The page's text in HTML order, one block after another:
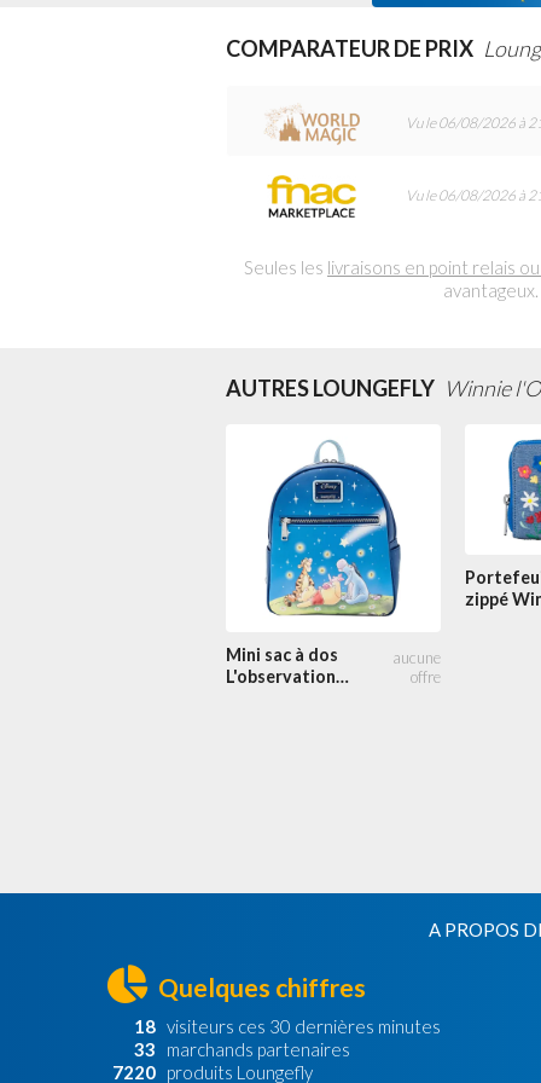
COMPARATEUR DE PRIX
Vu le 06/08/2026 à
Vu le 06/08/2026 à
Seules les livraisons en point relais
AUTRES LOUNGEFLY Winnie
Mini sac à dos
L'observation
zippé
A PROPOS
Quelques chiffres
18 visiteurs ces 30 dernières minutes
33
marchands partenaires
7220 produits Loungefly